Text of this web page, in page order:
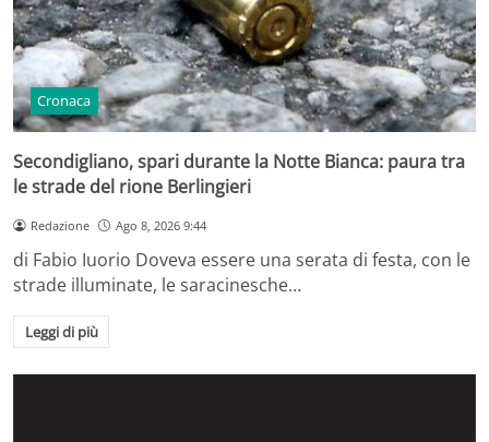
Cronaca
Secondigliano, spari durante la Notte Bianca: paura tra
le strade del rione Berlingieri
Redazione Ago 8, 2026 9:44
di Fabio Iuorio Doveva essere una serata di festa, con le
strade illuminate, le saracinesche…
Leggi di più